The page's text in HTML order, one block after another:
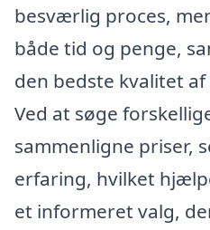
besværlig proces,
både tid og penge,
den bedste kvalitet
Ved at søge
sammenligne priser,
erfaring, hvilket
et informeret valg,